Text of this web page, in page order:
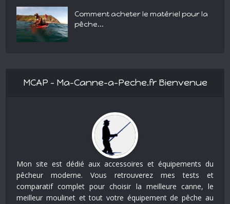
Comment acheter le matériel pour la
pêche...
MCAP – Ma-Canne-a-Peche.fr Bienvenue
Mon site est dédié aux accessoires et équipements du
pêcheur moderne. Vous retrouverez mes tests et
comparatif complet pour choisir la meilleure canne, le
meilleur moulinet et tout votre équipement de pêche au